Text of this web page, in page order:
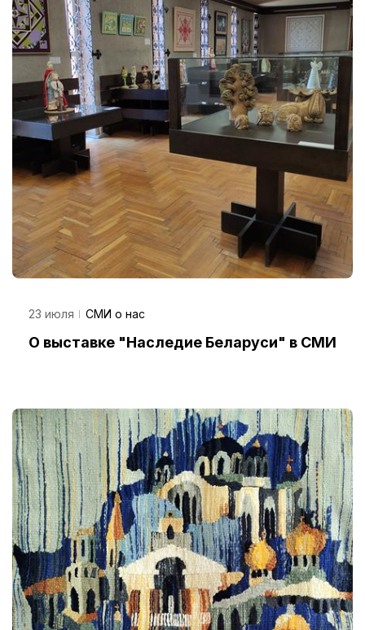
23 июля СМИ о нас
О выставке "Наследие Беларуси" в СМИ